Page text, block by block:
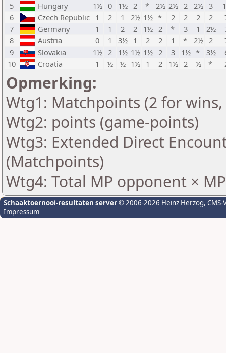
5
Hungary 1½ 0 1½ 2 * 2½ 2½ 2 2½ 3
6
Czech Republic 1 2 1 2½ 1½ * 2 2 2 2
7
Germany 1 1 2 2 1½ 2 * 3 1 2½
8
Austria 0 1 3½ 1 2 2 1 * 2½ 2
9
Slovakia 1½ 2 1½ 1½ 1½ 2 3 1½ * 3½
10
Croatia 1 ½ ½ 1½ 1 2 1½ 2 ½ *
Opmerking:
Wtg1: Matchpoints (2 for
Wtg2: points (game-points)
Wtg3: Extended Direct
(Matchpoints)
Wtg4: Total MP opponent ×
Schaaktoernooi-resultaten server© 2006-2026 Heinz Herzog,
Impressum